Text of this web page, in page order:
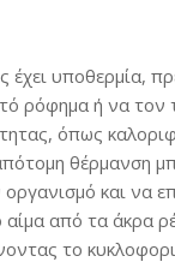
έχει υποθερμία,
ρόφημα ή να τον
όπως
θέρμανση
και να
από τα άκρα
το